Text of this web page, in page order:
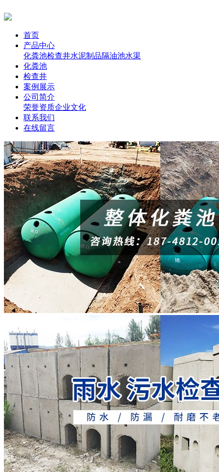
首页
产品中心
化粪池检查井水泥制品隔油池水渠
化粪池
检查井
案例展示
公司简介
荣誉资质企业文化
联系我们
在线留言